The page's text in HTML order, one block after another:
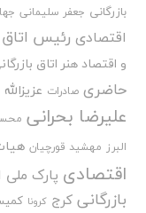
بازرگانی جعفر سلیمانی
اقتصادی رئیس اتاق
و اقتصاد هنر اتاق
حاضری صادرات
علیرضا بحرانی
البرز مهشید قورچیان
اقتصادی پارک
بازرگانی کرج کرونا